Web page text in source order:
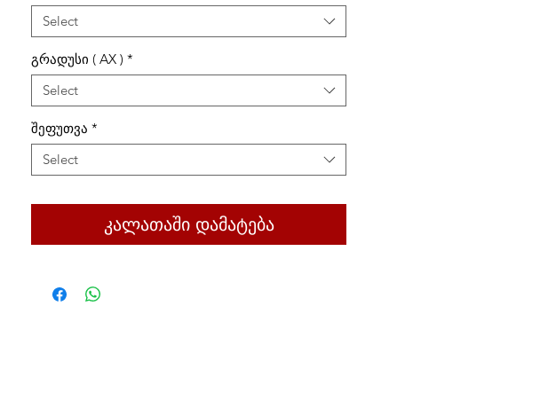
Select
გრადუსი ( AX ) *
Select
შეფუთვა *
Select
კალათაში დამატება